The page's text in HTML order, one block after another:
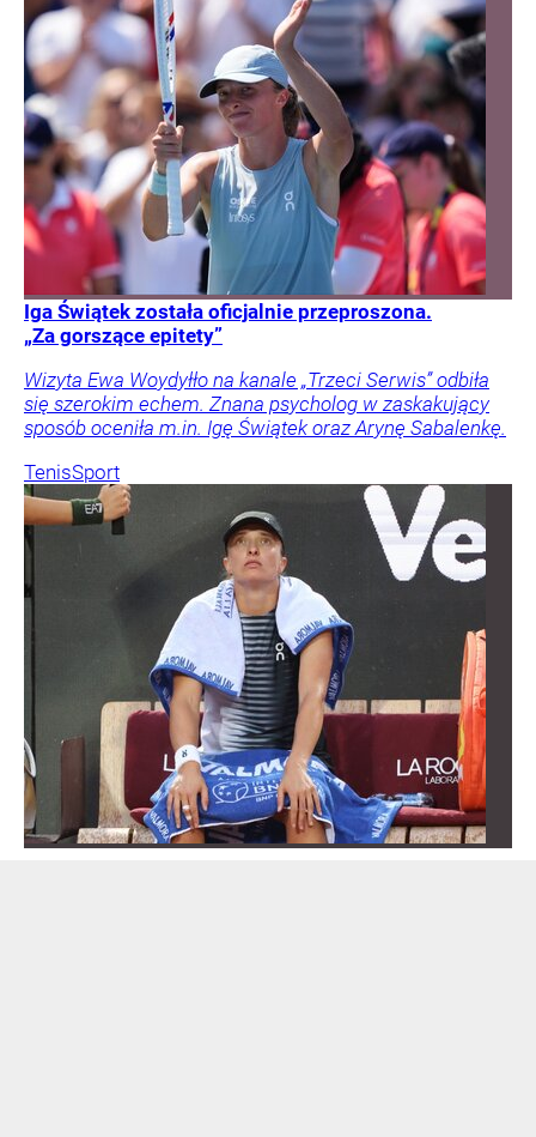
Iga Świątek została oficjalnie przeproszona.
„Za gorszące epitety”
Wizyta Ewa Woydyłło na kanale „Trzeci Serwis” odbiła
się szerokim echem. Znana psycholog w zaskakujący
sposób oceniła m.in. Igę Świątek oraz Arynę Sabalenkę.
TenisSport